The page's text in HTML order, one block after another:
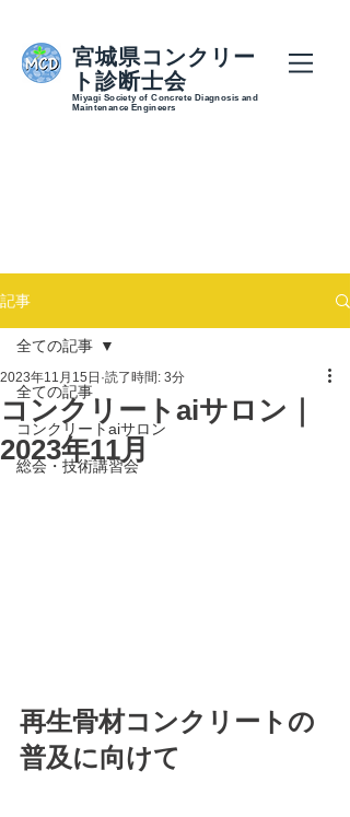
宮城県コンクリー
ト診断士会
Miyagi Society of Concrete Diagnosis and
Maintenance Engineers
記事
全ての記事
コンクリートaiサロン
総会・技術講習会
全ての記事
コンクリートaiサロン｜
2023年11月
2023年11月15日 読了時間: 3分
再生骨材コンクリートの
普及に向けて